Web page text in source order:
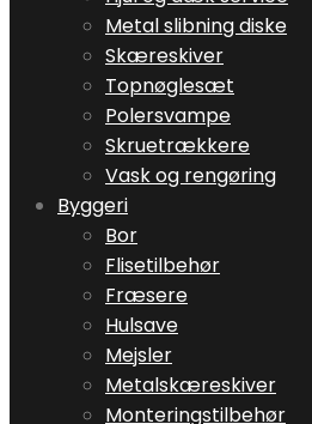
Metal slibning diske
Skæreskiver
Topnøglesæt
Polersvampe
Skruetrækkere
Vask og rengøring
Byggeri
Bor
Flisetilbehør
Fræsere
Hulsave
Mejsler
Metalskæreskiver
Monteringstilbehør